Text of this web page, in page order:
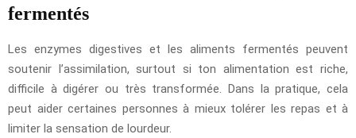
fermentés
Les enzymes digestives et les aliments fermentés peuvent
soutenir l’assimilation, surtout si ton alimentation est riche,
difficile à digérer ou très transformée. Dans la pratique, cela
peut aider certaines personnes à mieux tolérer les repas et à
limiter la sensation de lourdeur.